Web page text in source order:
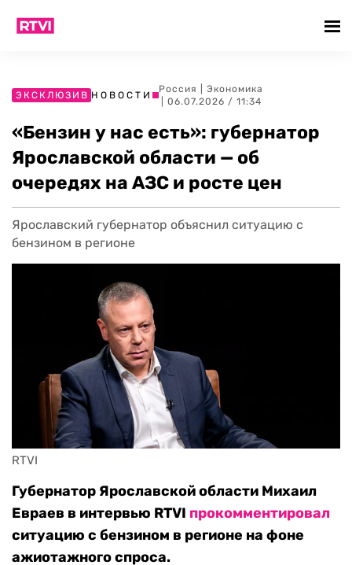
ЭКСКЛЮЗИВ НОВОСТИ
Россия
Экономика
| 06.07.2026 / 11:34
«Бензин у нас есть»: губернатор
Ярославской области — об
очередях на АЗС и росте цен
Ярославский губернатор объяснил ситуацию с
бензином в регионе
RTVI
Губернатор Ярославской области Михаил
Евраев в интервью RTVI прокомментировал
ситуацию с бензином в регионе на фоне
ажиотажного спроса.